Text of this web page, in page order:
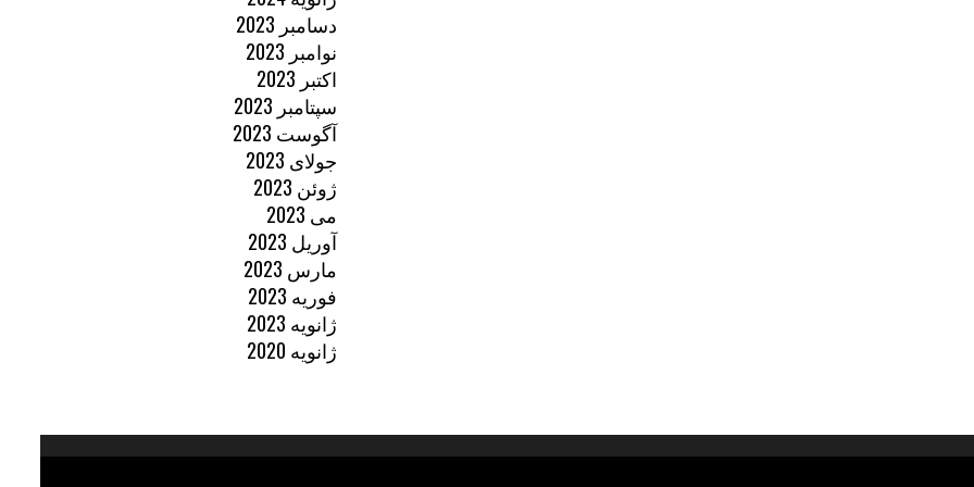
دسامبر 2023
نوامبر 2023
اکتبر 2023
سپتامبر 2023
آگوست 2023
جولای 2023
ژوئن 2023
می 2023
آوریل 2023
مارس 2023
فوریه 2023
ژانویه 2023
ژانویه 2020